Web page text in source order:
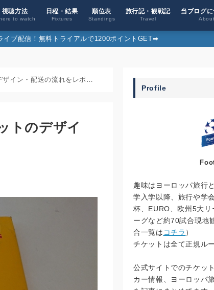
視聴方法
to watch
日程・結果
Fixtures
順位表
Standings
旅行記・観戦記
Travel
当ブログ
About
イブ配信！無料トライアルで1200ポイントGET➡︎
【ロシアワールドカップのチケット到着！】チケットのデザイン・配送の流れをレポート！
トのデザイ
Profile
趣味はヨーロッパ旅行
学入学以降、旅行や学
杯、EURO、欧州5大リ
ーグなど約70試合現地
合一覧は コチラ ）
チケットは全て正規ル
公式サイトでのチケッ
カー情報、ヨーロッパ